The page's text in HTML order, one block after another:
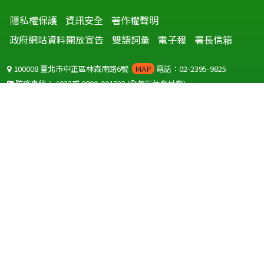
隱私權保護 資訊安全 著作權聲明
政府網站資料開放宣告
雙語詞彙 電子報 署長信箱
100008 臺北市中正區林森南路6號 MAP 電話：02-2395-9825
防疫專線：1922或0800-001922(全年無休免付費)